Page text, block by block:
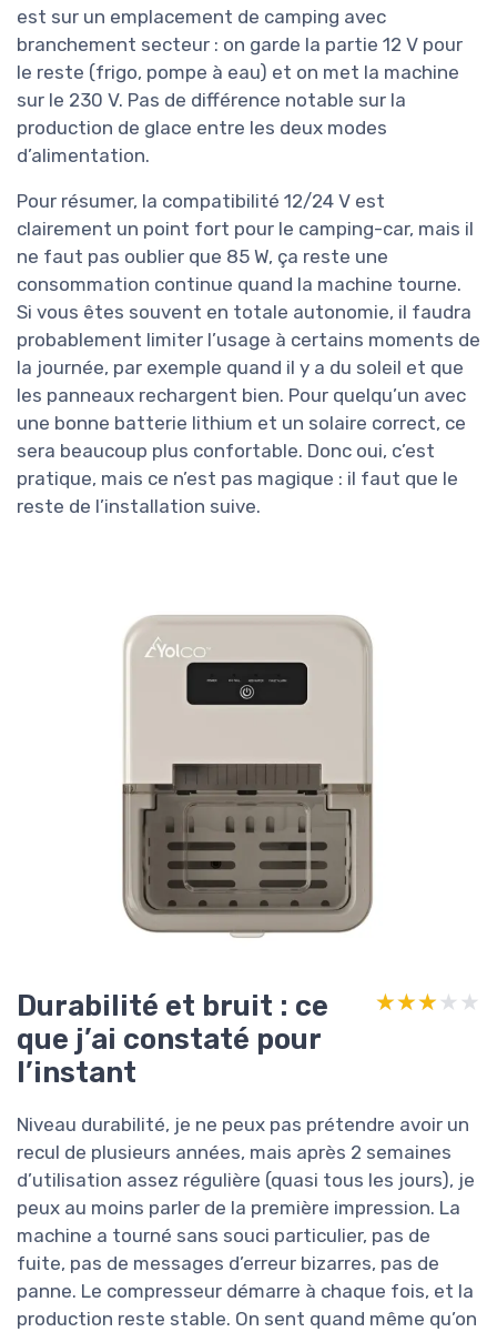
est sur un emplacement de camping avec
branchement secteur : on garde la partie 12 V pour
le reste (frigo, pompe à eau) et on met la machine
sur le 230 V. Pas de différence notable sur la
production de glace entre les deux modes
d’alimentation.
Pour résumer, la compatibilité 12/24 V est
clairement un point fort pour le camping-car, mais il
ne faut pas oublier que 85 W, ça reste une
consommation continue quand la machine tourne.
Si vous êtes souvent en totale autonomie, il faudra
probablement limiter l’usage à certains moments de
la journée, par exemple quand il y a du soleil et que
les panneaux rechargent bien. Pour quelqu’un avec
une bonne batterie lithium et un solaire correct, ce
sera beaucoup plus confortable. Donc oui, c’est
pratique, mais ce n’est pas magique : il faut que le
reste de l’installation suive.
Durabilité et bruit : ce
que j’ai constaté pour
l’instant
★★★★★
★★★★★
Niveau durabilité, je ne peux pas prétendre avoir un
recul de plusieurs années, mais après 2 semaines
d’utilisation assez régulière (quasi tous les jours), je
peux au moins parler de la première impression. La
machine a tourné sans souci particulier, pas de
fuite, pas de messages d’erreur bizarres, pas de
panne. Le compresseur démarre à chaque fois, et la
production reste stable. On sent quand même qu’on